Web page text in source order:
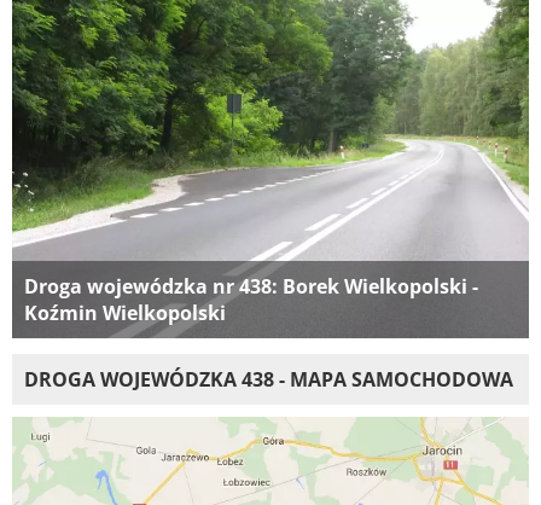
Droga wojewódzka nr 438: Borek Wielkopolski -
Koźmin Wielkopolski
DROGA WOJEWÓDZKA 438 - MAPA SAMOCHODOWA